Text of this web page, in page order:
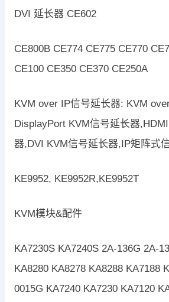
DVI 延长器 CE602
CE800B CE774 CE775 CE770
CE100 CE350 CE370 CE250A
KVM over IP信号延长器: KVM
DisplayPort KVM信号延长器
器,DVI KVM信号延长器,IP矩阵式
KE9952, KE9952R,KE9952T
KVM模块&配件
KA7230S KA7240S 2A-136G 2A-
KA8280 KA8278 KA8288 KA7188
0015G KA7240 KA7230 KA7120